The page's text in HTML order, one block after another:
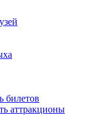
билетов
аттракционы